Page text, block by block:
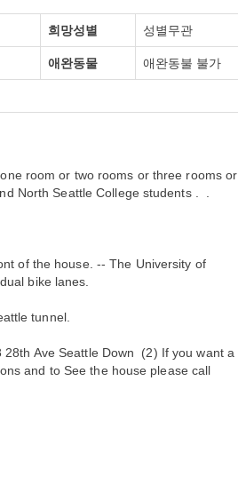
희망성별 성별무관
애완동물 애완동불 불가
room or two rooms or three rooms or
North Seattle College students . .
of the house. -- The University of
bike lanes.
tunnel.
28th Ave Seattle Down (2) If you want a
and to See the house please call